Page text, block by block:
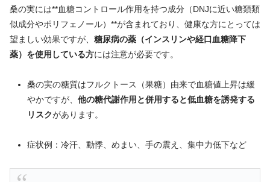
桑の実には**血糖コントロール作用を持つ成分（DNJに近い糖類類
似成分やポリ フェノール）**が含 まれており、 健康な方にとっては
望ましい効果ですが、 糖尿病の薬（インスリンや経口 血糖降下
薬） を使用 している方には注意が必要です。
桑の実の糖質はフルクトース（果糖） 由来で血糖値 上昇は緩
やかですが、 他の糖代謝作用 と併用すると低血糖を誘発する
リスクがあり ます。
症状例： 冷汗、 動悸、 めまい、 手の震え、 集中力低下など